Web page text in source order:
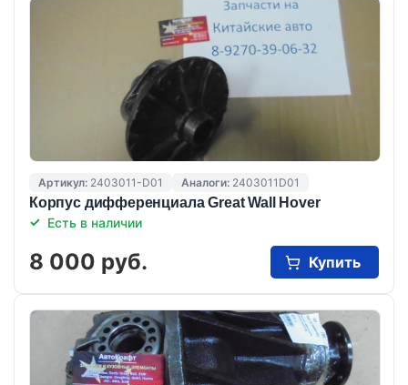
Артикул: 2403011-D01 Аналоги: 2403011D01
Корпус дифференциала Great Wall Hover
Есть в наличии
8 000 руб. Купить